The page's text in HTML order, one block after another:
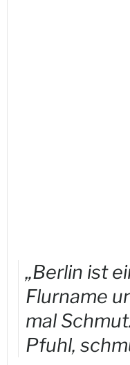
„Berlin ist
Flurname
mal
Pfuhl,